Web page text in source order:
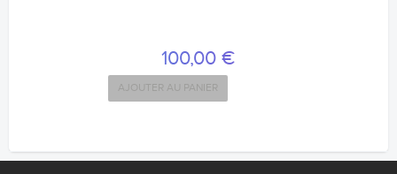
100,00 €
AJOUTER AU PANIER